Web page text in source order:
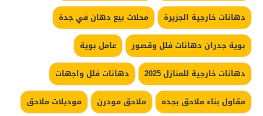
دهانات خارجية الجزيرة
محلات بيع دهان في جدة
بوية جدران دهانات فلل وقصور
عامل بوية
دهانات خارجية للمنازل 2025
دهانات فلل واجهات
مقاول بناء ملاحق بجده
ملاحق مودرن
موديلات ملاحق